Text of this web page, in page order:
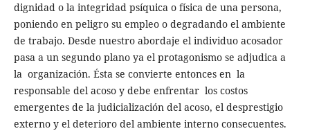
dignidad o la integridad psíquica o física de una persona,
poniendo en peligro su empleo o degradando el ambiente
de trabajo. Desde nuestro abordaje el individuo acosador
pasa a un segundo plano ya el protagonismo se adjudica a
la organización. Ésta se convierte entonces en la
responsable del acoso y debe enfrentar los costos
emergentes de la judicialización del acoso, el desprestigio
externo y el deterioro del ambiente interno consecuentes.